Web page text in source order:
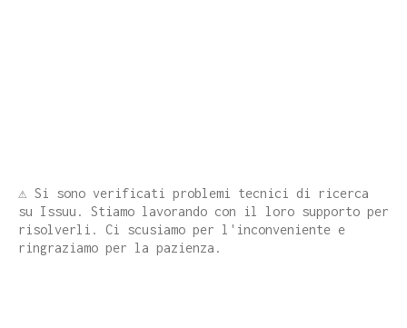
⚠️ Si sono verificati problemi tecnici di ricerca
su Issuu. Stiamo lavorando con il loro supporto per
risolverli. Ci scusiamo per l'inconveniente e
ringraziamo per la pazienza.